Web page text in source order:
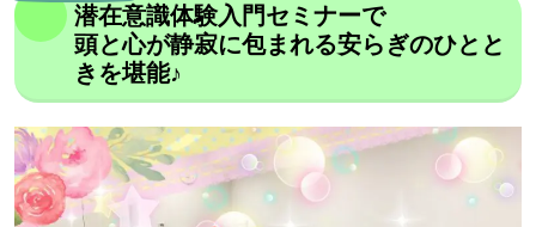
潜在意識体験入門セミナーで
頭と心が静寂に包まれる安らぎのひとと
きを堪能♪